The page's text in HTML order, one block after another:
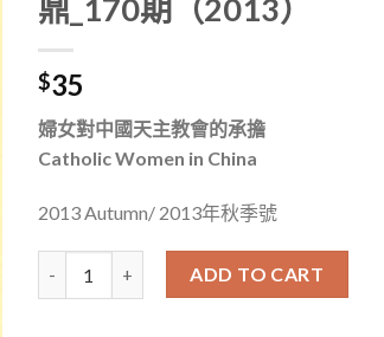
鼎_170期（2013）
$35
婦女對中國天主教會的承擔
Catholic Women in China
2013 Autumn/ 2013年秋季號
ADD TO CART